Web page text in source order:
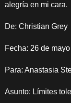
alegría en mi cara.
De: Christian Grey
Fecha: 26 de
Para: Anastasia
Asunto: Límites